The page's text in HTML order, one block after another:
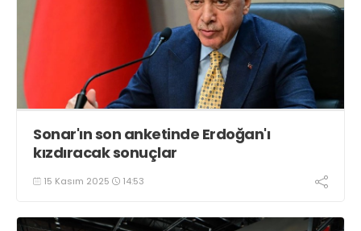
Sonar'ın son anketinde Erdoğan'ı
kızdıracak sonuçlar
15 Kasım 2025 14:53